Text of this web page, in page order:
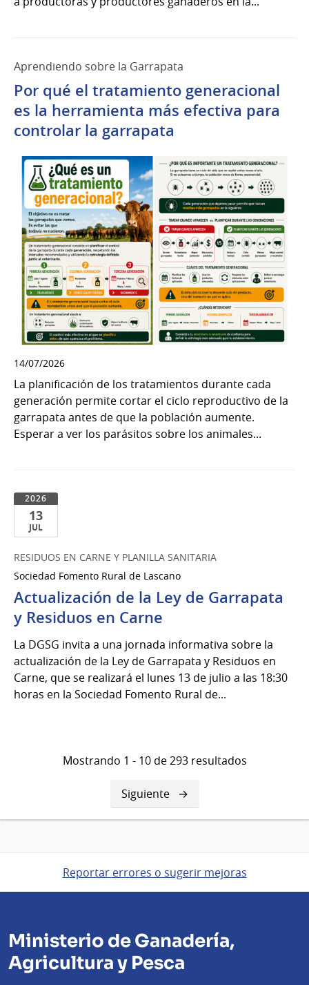
Aprendiendo sobre la Garrapata
Por qué el tratamiento generacional
es la herramienta más efectiva para
controlar la garrapata
14/07/2026
La planificación de los tratamientos durante cada
generación permite cortar el ciclo reproductivo de la
garrapata antes de que la población aumente.
Esperar a ver los parásitos sobre los animales...
2026
13
JUL
de
Jul
del
2026
RESIDUOS EN CARNE Y PLANILLA SANITARIA
Sociedad Fomento Rural de Lascano
Actualización de la Ley de Garrapata
y Residuos en Carne
La DGSG invita a una jornada informativa sobre la
actualización de la Ley de Garrapata y Residuos en
Carne, que se realizará el lunes 13 de julio a las 18:30
horas en la Sociedad Fomento Rural de...
Mostrando 1 - 10 de 293 resultados
Siguiente
página
Siguiente
Reportar errores o sugerir mejoras
Ministerio de Ganadería,
Agricultura y Pesca